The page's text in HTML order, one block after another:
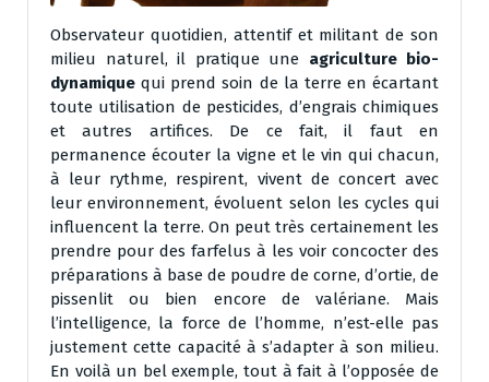
Observateur quotidien, attentif et militant de son
milieu naturel, il pratique une agriculture bio-
dynamique qui prend soin de la terre en écartant
toute utilisation de pesticides, d’engrais chimiques
et autres artifices. De ce fait, il faut en
permanence écouter la vigne et le vin qui chacun,
à leur rythme, respirent, vivent de concert avec
leur environnement, évoluent selon les cycles qui
influencent la terre. On peut très certainement les
prendre pour des farfelus à les voir concocter des
préparations à base de poudre de corne, d’ortie, de
pissenlit ou bien encore de valériane. Mais
l’intelligence, la force de l’homme, n’est-elle pas
justement cette capacité à s’adapter à son milieu.
En voilà un bel exemple, tout à fait à l’opposée de